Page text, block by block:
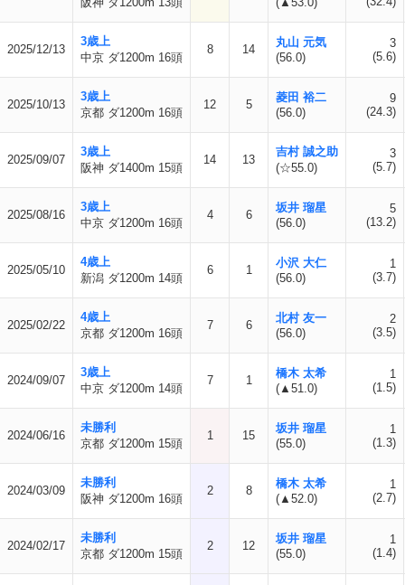
2025/12/13
3歳上
中京 ダ1200m 16頭
8 14
丸山 元気
(56.0)
3
(5.6)
2025/10/13
3歳上
京都 ダ1200m 16頭
12 5
菱田 裕二
(56.0)
9
(24.3)
2025/09/07
3歳上
阪神 ダ1400m 15頭
14 13
吉村 誠之助
(☆55.0)
3
(5.7)
2025/08/16
3歳上
中京 ダ1200m 16頭
4 6
坂井 瑠星
(56.0)
5
(13.2)
2025/05/10
4歳上
新潟 ダ1200m 14頭
6 1
小沢 大仁
(56.0)
1
(3.7)
2025/02/22
4歳上
京都 ダ1200m 16頭
7 6
北村 友一
(56.0)
2
(3.5)
2024/09/07
3歳上
中京 ダ1200m 14頭
7 1
橋木 太希
(▲51.0)
1
(1.5)
2024/06/16
未勝利
京都 ダ1200m 15頭
1 15
坂井 瑠星
(55.0)
1
(1.3)
2024/03/09
未勝利
阪神 ダ1200m 16頭
2 8
橋木 太希
(▲52.0)
1
(2.7)
2024/02/17
未勝利
京都 ダ1200m 15頭
2 12
坂井 瑠星
(55.0)
1
(1.4)